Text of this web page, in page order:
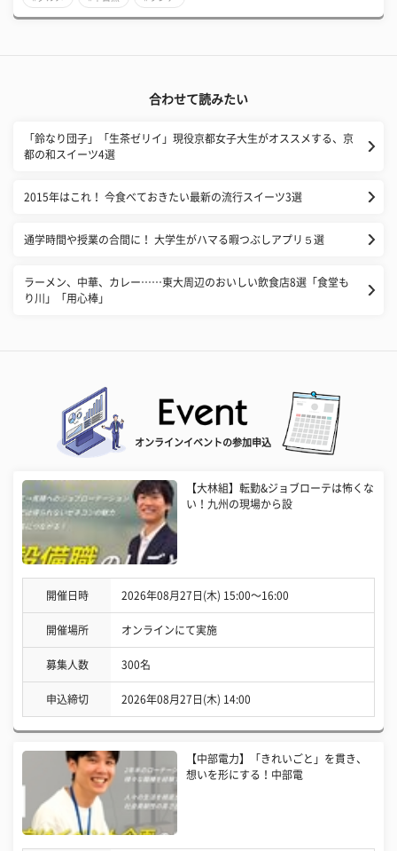
合わせて読みたい
「鈴なり団子」「生茶ゼリイ」現役京都女子大生がオススメする、京
都の和スイーツ4選
2015年はこれ！ 今食べておきたい最新の流行スイーツ3選
通学時間や授業の合間に！ 大学生がハマる暇つぶしアプリ５選
ラーメン、中華、カレー……東大周辺のおいしい飲食店8選「食堂も
り川」「用心棒」
オンラインイベントの参加申込
【大林組】転勤&ジョブローテは怖くな
い！九州の現場から設
開催日時 2026年08月27日(木) 15:00〜16:00
開催場所 オンラインにて実施
募集人数 300名
申込締切 2026年08月27日(木) 14:00
【中部電力】「きれいごと」を貫き、
想いを形にする！中部電